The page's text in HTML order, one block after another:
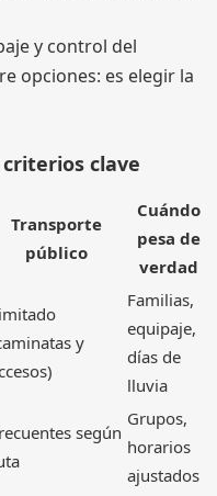
y control del
opciones: es elegir la
clave
Transporte
público
Cuándo
pesa de
verdad
y
Familias,
equipaje,
días de
lluvia
según
Grupos,
horarios
ajustados